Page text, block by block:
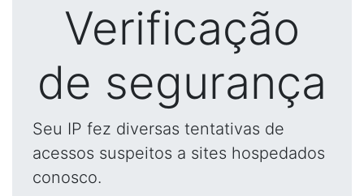
Verificação
de segurança
Seu IP fez diversas tentativas de
acessos suspeitos a sites hospedados
conosco.